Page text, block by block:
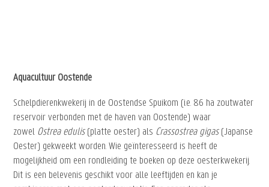
reservoir verbonden met de haven van Oostende) waar
zowelOstrea edulis (platte oester) alsCrassostrea gigas
Oester) gekweekt worden. Wie geïnteresseerd is heeft de
mogelijkheid om een rondleiding te boeken op deze oesterkwekerij.
Dit is een belevenis geschikt voor alle leeftijden en kan je
combineren met een oesterdegustatie. Een aanrader als